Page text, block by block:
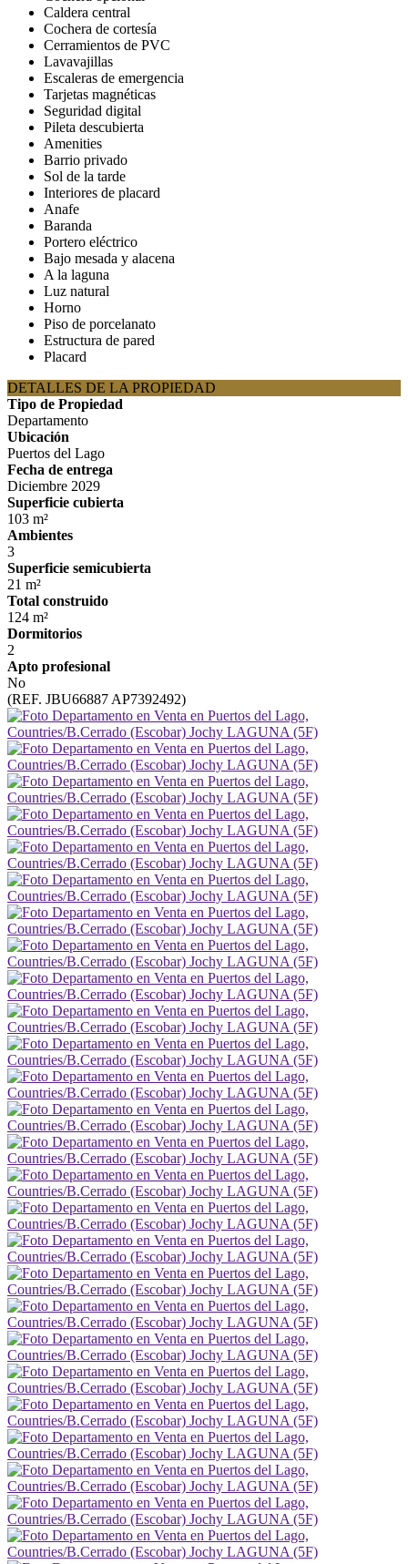
Caldera central
Cochera de cortesía
Cerramientos de PVC
Lavavajillas
Escaleras de emergencia
Tarjetas magnéticas
Seguridad digital
Pileta descubierta
Amenities
Barrio privado
Sol de la tarde
Interiores de placard
Anafe
Baranda
Portero eléctrico
Bajo mesada y alacena
A la laguna
Luz natural
Horno
Piso de porcelanato
Estructura de pared
Placard
DETALLES DE LA PROPIEDAD
Tipo de Propiedad
Departamento
Ubicación
Puertos del Lago
Fecha de entrega
Diciembre 2029
Superficie cubierta
103 m²
Ambientes
3
Superficie semicubierta
21 m²
Total construido
124 m²
Dormitorios
2
Apto profesional
No
(REF. JBU66887 AP7392492)